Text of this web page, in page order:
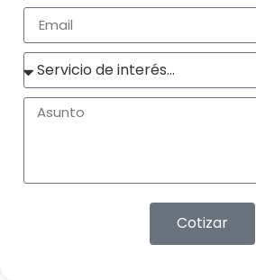
Cotizar